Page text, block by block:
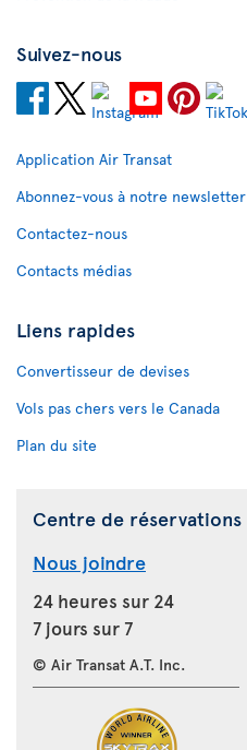
Suivez-nous
Application Air Transat
Abonnez-vous à notre newsletter
Contactez-nous
Contacts médias
Liens rapides
Convertisseur de devises
Vols pas chers vers le Canada
Plan du site
Centre de réservations
Nous joindre
24 heures sur 24
7 jours sur 7
© Air Transat A.T. Inc.